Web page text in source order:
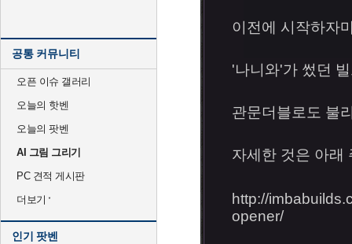
공통 커뮤니티
오픈 이슈 갤러리
오늘의 핫벤
오늘의 팟벤
AI 그림 그리기
PC 견적 게시판
더보기
인기 팟벤
이전에 시작하자
'나니와'가 썼던
관문더블로도 불
자세한 것은 아래
http://
opener/